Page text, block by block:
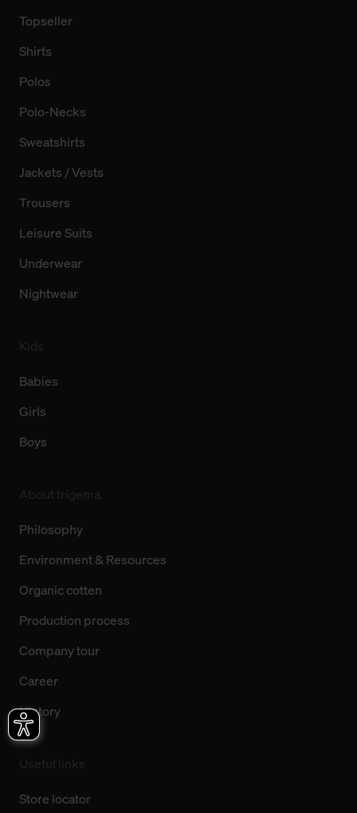
Topseller
Shirts
Polos
Polo-Necks
Sweatshirts
Jackets / Vests
Trousers
Leisure Suits
Underwear
Nightwear
Babies
Girls
Boys
Philosophy
Environment & Resources
Organic cotten
Production process
Company tour
Career
History
Store locator